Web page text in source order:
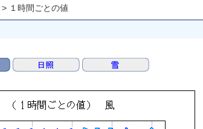
> １時間ごとの値